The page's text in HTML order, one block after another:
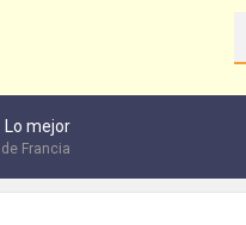
Lo mejor
de Francia